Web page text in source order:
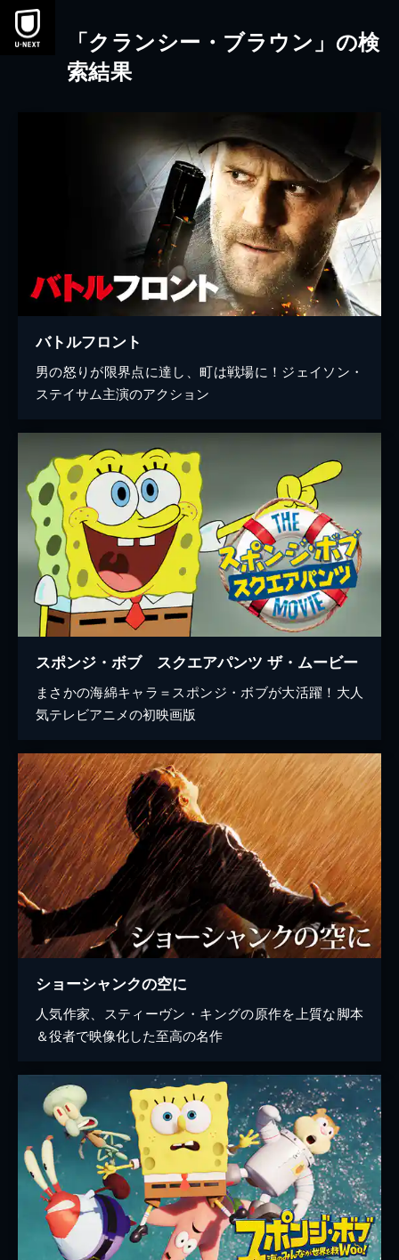
本文へスキップ
「クランシー・ブラウン」の検
索結果
バトルフロント
男の怒りが限界点に達し、町は戦場に！ジェイソン・
ステイサム主演のアクション
スポンジ・ボブ スクエアパンツ ザ・ムービー
まさかの海綿キャラ＝スポンジ・ボブが大活躍！大人
気テレビアニメの初映画版
ショーシャンクの空に
人気作家、スティーヴン・キングの原作を上質な脚本
＆役者で映像化した至高の名作